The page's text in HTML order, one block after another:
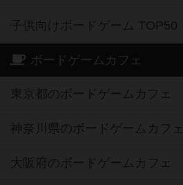
子供向けボードゲーム TOP50
ボードゲームカフェ
東京都のボードゲームカフェ
神奈川県のボードゲームカフェ
大阪府のボードゲームカフェ